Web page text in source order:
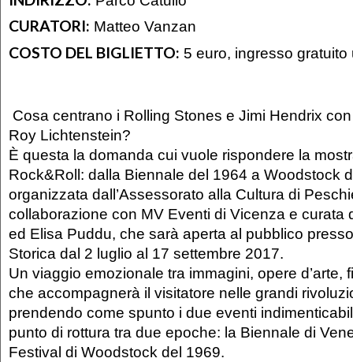
CURATORI: Matteo Vanzan
COSTO DEL BIGLIETTO: 5 euro, ingresso gratuito
Cosa centrano i Rolling Stones e Jimi Hendrix
Roy Lichtenstein?
È questa la domanda cui vuole rispondere la
Rock&Roll: dalla Biennale del 1964 a Woodstock
organizzata dall’Assessorato alla Cultura di
collaborazione con MV Eventi di Vicenza e curata
ed Elisa Puddu, che sarà aperta al pubblico
Storica dal 2 luglio al 17 settembre 2017.
Un viaggio emozionale tra immagini, opere d’arte,
che accompagnerà il visitatore nelle grandi
prendendo come spunto i due eventi
punto di rottura tra due epoche: la Biennale di
Festival di Woodstock del 1969.